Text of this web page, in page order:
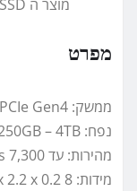
מוצר ה SSD הטוב ביותר בביצועי מהירות ל PS5
מפרט
ממשק: PCIe Gen4
נפח: 250GB – 4TB
מהירות: עד 7,300 MB/s
מידות: 8 x 2.2 x 0.2 ס"מ